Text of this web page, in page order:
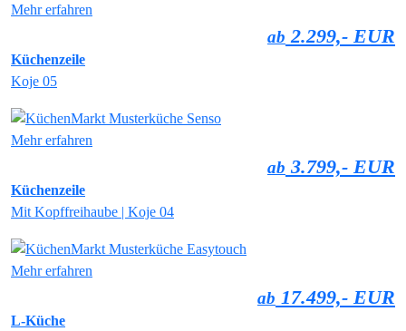
Mehr erfahren
ab 2.299,- EUR
Küchenzeile
Koje 05
Mehr erfahren
ab 3.799,- EUR
Küchenzeile
Mit Kopffreihaube | Koje 04
Mehr erfahren
ab 17.499,- EUR
L-Küche